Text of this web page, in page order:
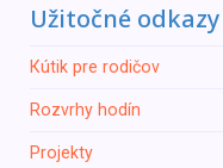
Užitočné odkazy
Кútik pre rodičov
Rozvrhy hodín
Projekty